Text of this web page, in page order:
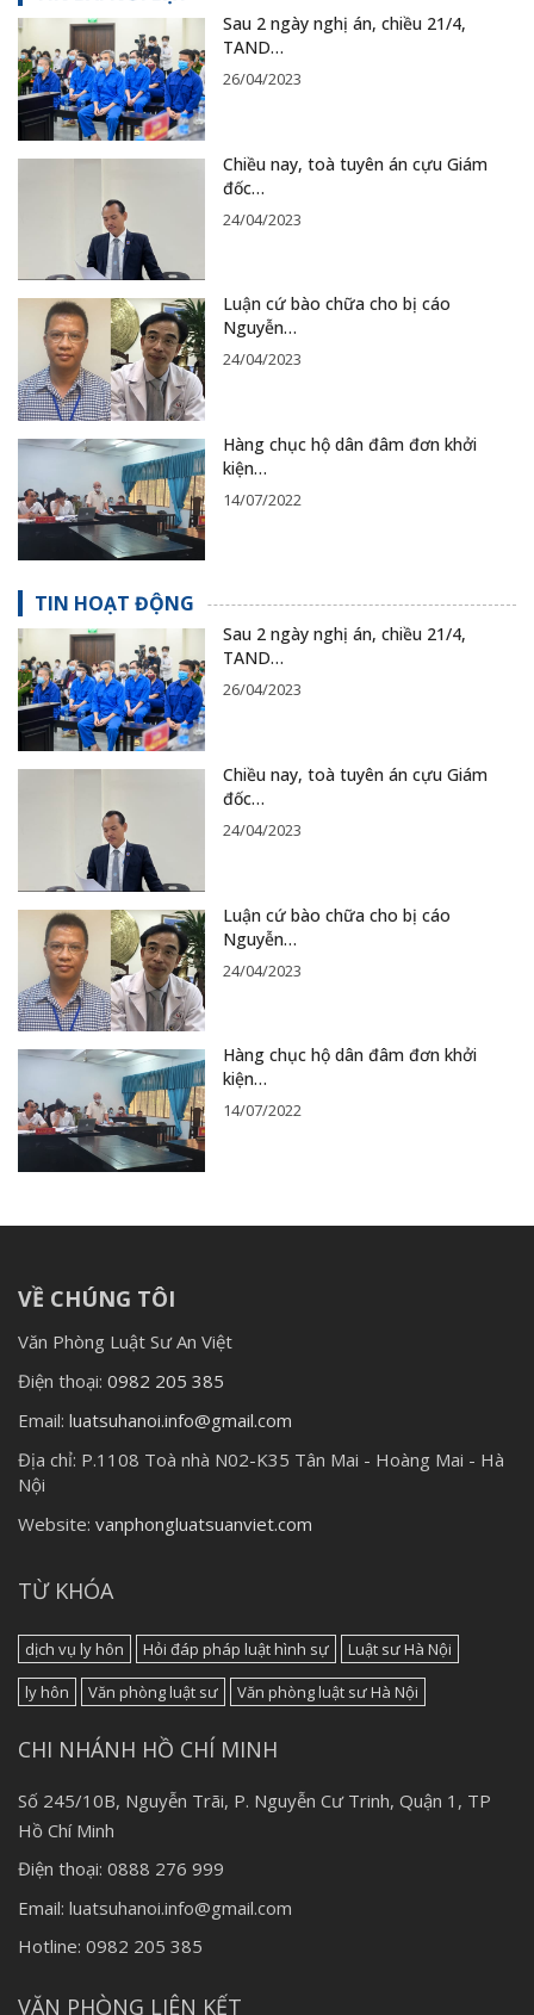
Sau 2 ngày nghị án, chiều 21/4,
TAND…
26/04/2023
Chiều nay, toà tuyên án cựu Giám
đốc…
24/04/2023
Luận cứ bào chữa cho bị cáo
Nguyễn…
24/04/2023
Hàng chục hộ dân đâm đơn khởi
kiện…
14/07/2022
TIN HOẠT ĐỘNG
Sau 2 ngày nghị án, chiều 21/4,
TAND…
26/04/2023
Chiều nay, toà tuyên án cựu Giám
đốc…
24/04/2023
Luận cứ bào chữa cho bị cáo
Nguyễn…
24/04/2023
Hàng chục hộ dân đâm đơn khởi
kiện…
14/07/2022
VỀ CHÚNG TÔI
Văn Phòng Luật Sư An Việt
Điện thoại: 0982 205 385
Email: luatsuhanoi.info@gmail.com
Địa chỉ: P.1108 Toà nhà N02-K35 Tân Mai - Hoàng Mai - Hà
Nội
Website: vanphongluatsuanviet.com
TỪ KHÓA
dịch vụ ly hôn Hỏi đáp pháp luật hình sự
Luật sư Hà Nội
ly hôn
Văn phòng luật sư Văn phòng luật sư Hà Nội
CHI NHÁNH HỒ CHÍ MINH
Số 245/10B, Nguyễn Trãi, P. Nguyễn Cư Trinh, Quận 1, TP
Hồ Chí Minh
Điện thoại: 0888 276 999
Email: luatsuhanoi.info@gmail.com
Hotline: 0982 205 385
VĂN PHÒNG LIÊN KẾT